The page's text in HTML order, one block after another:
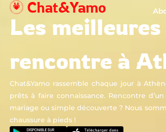
Aller
contenu
Chat&Yamo
Les
rencontre à
Chat&Yamo rassemble chaque jour à
prêts à faire connaissance. Rencontre
mariage ou simple découverte ? Nous
chaussure à pieds !